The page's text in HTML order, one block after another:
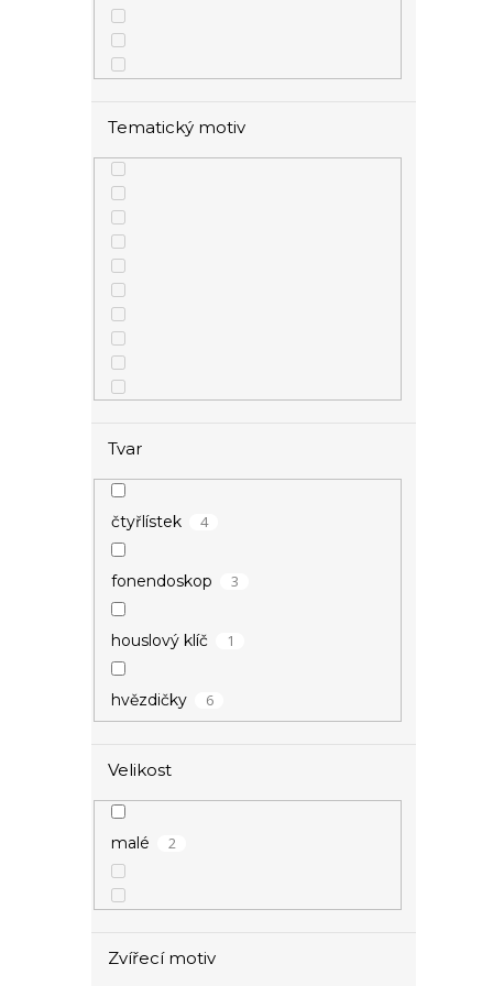
Tematický motiv
zamilované
Tvar
čtyřlístek 4
fonendoskop 3
houslový klíč 1
hvězdičky 6
kotva
kroužek
kroužky
Velikost
malé 2
Zvířecí motiv